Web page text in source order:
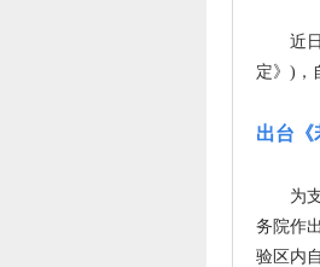
近日
定》)，
出台《
为支
务院作
验区内